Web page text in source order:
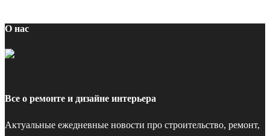
О нас
Все о ремонте и дизайне интерьера
Актуальные ежедневные новости про строительство, ремонт,